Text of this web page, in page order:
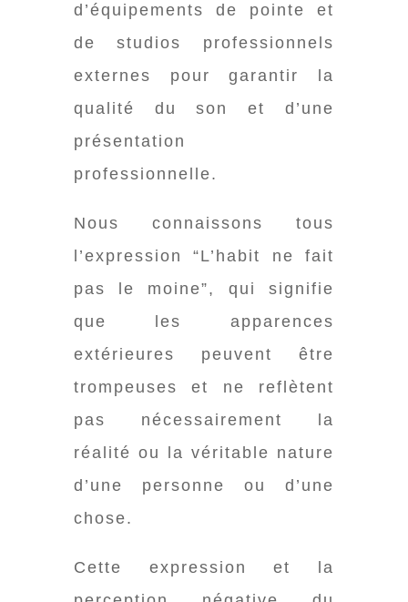
d’équipements de pointe et
de studios professionnels
externes pour garantir la
qualité du son et d’une
présentation
professionnelle.
Nous connaissons tous
l’expression “L’habit ne fait
pas le moine”, quisignifie
que les apparences
extérieures peuvent être
trompeuses et ne reflètent
pas nécessairement la
réalité ou la véritable nature
d’une personne ou d’une
chose.
Cette expression et la